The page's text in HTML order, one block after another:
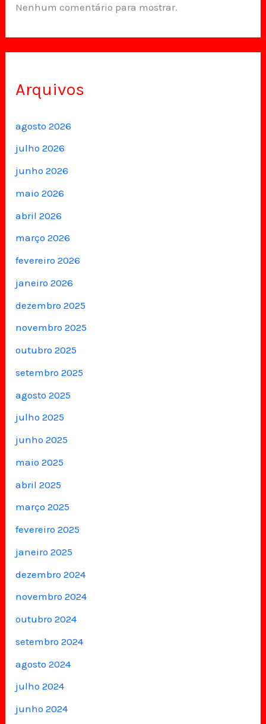
Nenhum comentário para mostrar.
Arquivos
agosto 2026
julho 2026
junho 2026
maio 2026
abril 2026
março 2026
fevereiro 2026
janeiro 2026
dezembro 2025
novembro 2025
outubro 2025
setembro 2025
agosto 2025
julho 2025
junho 2025
maio 2025
abril 2025
março 2025
fevereiro 2025
janeiro 2025
dezembro 2024
novembro 2024
outubro 2024
setembro 2024
agosto 2024
julho 2024
junho 2024